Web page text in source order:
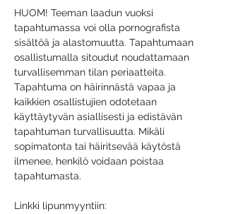
HUOM! Teeman laadun vuoksi
tapahtumassa voi olla pornografista
sisältöä ja alastomuutta. Tapahtumaan
osallistumalla sitoudut noudattamaan
turvallisemman tilan periaatteita.
Tapahtuma on häirinnästä vapaa ja
kaikkien osallistujien odotetaan
käyttäytyvän asiallisesti ja edistävän
tapahtuman turvallisuutta. Mikäli
sopimatonta tai häiritsevää käytöstä
ilmenee, henkilö voidaan poistaa
tapahtumasta.
Linkki lipunmyyntiin: